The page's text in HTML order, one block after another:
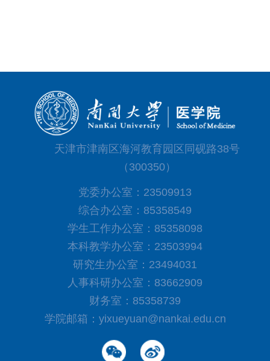
天津市津南区海河教育园区同砚路38号
（300350）
党委办公室：23509913
综合办公室：85358549
学生工作办公室：85358098
本科教学办公室：23503994
研究生办公室：23494031
人事科研办公室：83662909
财务室：85358739
学院邮箱：yixueyuan@nankai.edu.cn